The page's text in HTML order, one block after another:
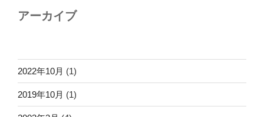
アーカイブ
2022年10月 (1)
2019年10月 (1)